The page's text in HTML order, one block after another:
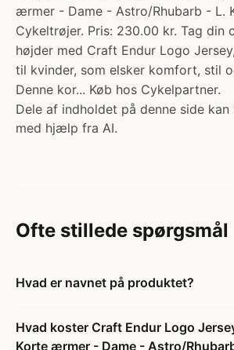
ærmer - Dame - Astro/Rhubarb - L.
Cykeltrøjer. Pris: 230.00 kr. Tag din
højder med Craft Endur Logo
til kvinder, som elsker komfort, stil
Denne kor... Køb hos Cykelpartner.
Dele af indholdet på denne side
med hjælp fra AI.
Ofte stillede spørgsmål
Hvad er navnet på produktet?
Hvad koster Craft Endur Logo
Korte ærmer - Dame - Astro/